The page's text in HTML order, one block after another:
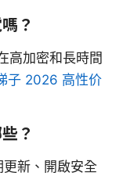
？
高加密和長時間
子 2026 高性价
？
新、開啟安全